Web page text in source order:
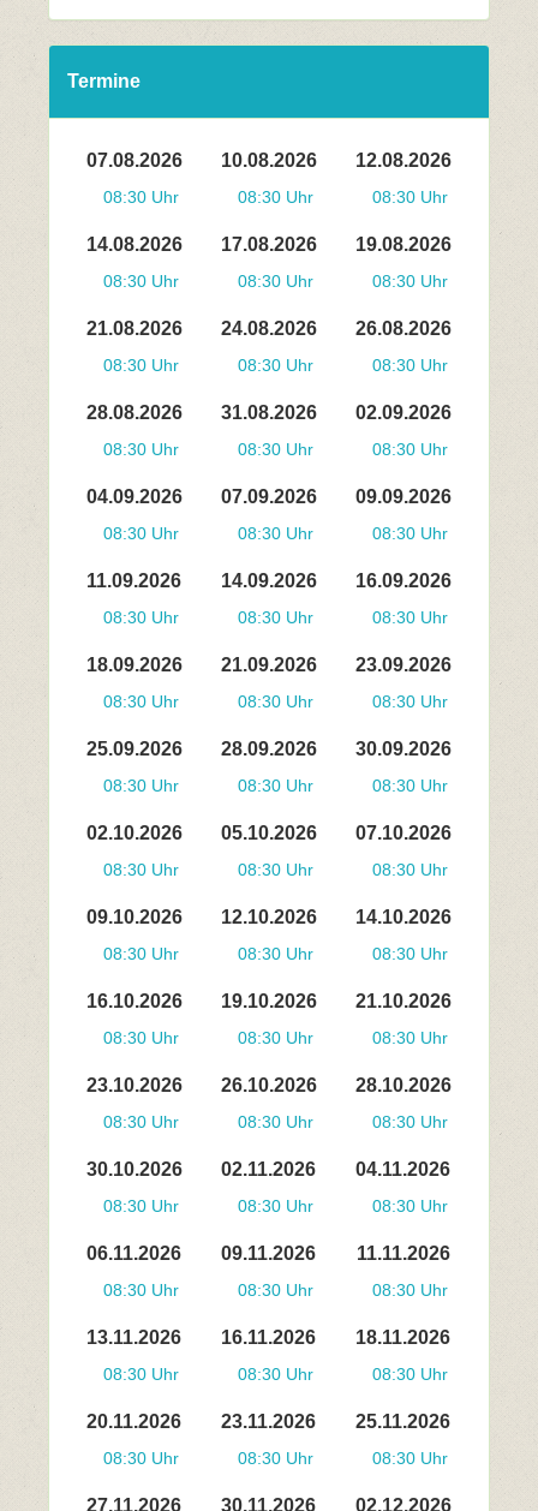
Termine
07.08.2026
08:30 Uhr
10.08.2026
08:30 Uhr
12.08.2026
08:30 Uhr
14.08.2026
08:30 Uhr
17.08.2026
08:30 Uhr
19.08.2026
08:30 Uhr
21.08.2026
08:30 Uhr
24.08.2026
08:30 Uhr
26.08.2026
08:30 Uhr
28.08.2026
08:30 Uhr
31.08.2026
08:30 Uhr
02.09.2026
08:30 Uhr
04.09.2026
08:30 Uhr
07.09.2026
08:30 Uhr
09.09.2026
08:30 Uhr
11.09.2026
08:30 Uhr
14.09.2026
08:30 Uhr
16.09.2026
08:30 Uhr
18.09.2026
08:30 Uhr
21.09.2026
08:30 Uhr
23.09.2026
08:30 Uhr
25.09.2026
08:30 Uhr
28.09.2026
08:30 Uhr
30.09.2026
08:30 Uhr
02.10.2026
08:30 Uhr
05.10.2026
08:30 Uhr
07.10.2026
08:30 Uhr
09.10.2026
08:30 Uhr
12.10.2026
08:30 Uhr
14.10.2026
08:30 Uhr
16.10.2026
08:30 Uhr
19.10.2026
08:30 Uhr
21.10.2026
08:30 Uhr
23.10.2026
08:30 Uhr
26.10.2026
08:30 Uhr
28.10.2026
08:30 Uhr
30.10.2026
08:30 Uhr
02.11.2026
08:30 Uhr
04.11.2026
08:30 Uhr
06.11.2026
08:30 Uhr
09.11.2026
08:30 Uhr
11.11.2026
08:30 Uhr
13.11.2026
08:30 Uhr
16.11.2026
08:30 Uhr
18.11.2026
08:30 Uhr
20.11.2026
08:30 Uhr
23.11.2026
08:30 Uhr
25.11.2026
08:30 Uhr
27.11.2026 30.11.2026 02.12.2026